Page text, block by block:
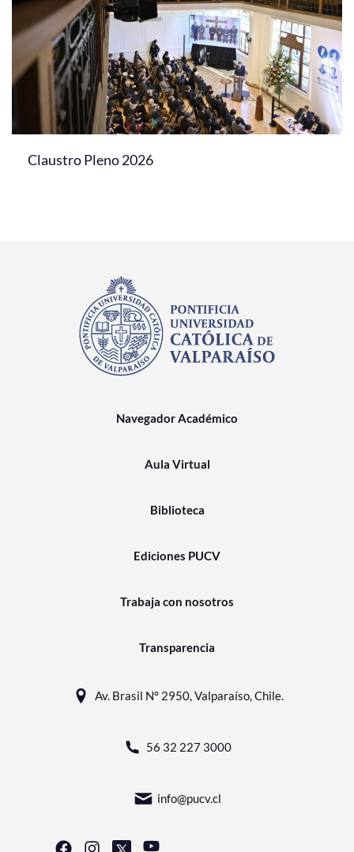
Claustro Pleno 2026
Navegador Académico
Aula Virtual
Biblioteca
Ediciones PUCV
Trabaja con nosotros
Transparencia
Av. Brasil N° 2950, Valparaíso, Chile.
56 32 227 3000
info@pucv.cl